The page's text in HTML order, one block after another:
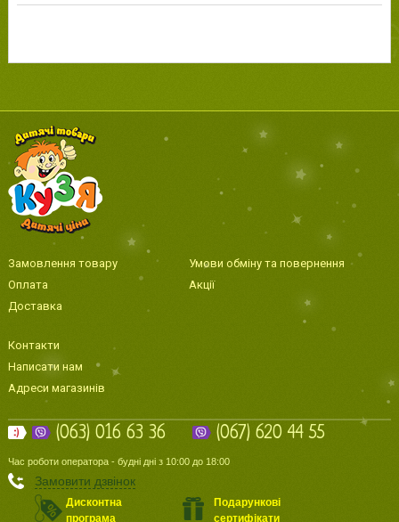
Замовлення товару
Оплата
Доставка
Умови обміну та повернення
Акції
Контакти
Написати нам
Адреси магазинів
(063) 016 63 36 (067) 620 44 55
Час роботи оператора - будні дні з 10:00 до 18:00
Замовити дзвінок
Дисконтна
програма
Подарункові
сертифікати